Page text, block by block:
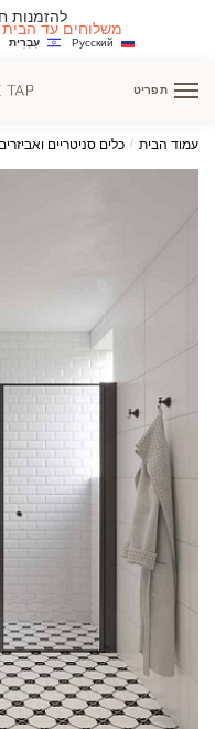
להזמנות
משלוחים עד
עִבְרִית Русский
תפריט
עמוד הבית / כלים סניטריים ואביזרים